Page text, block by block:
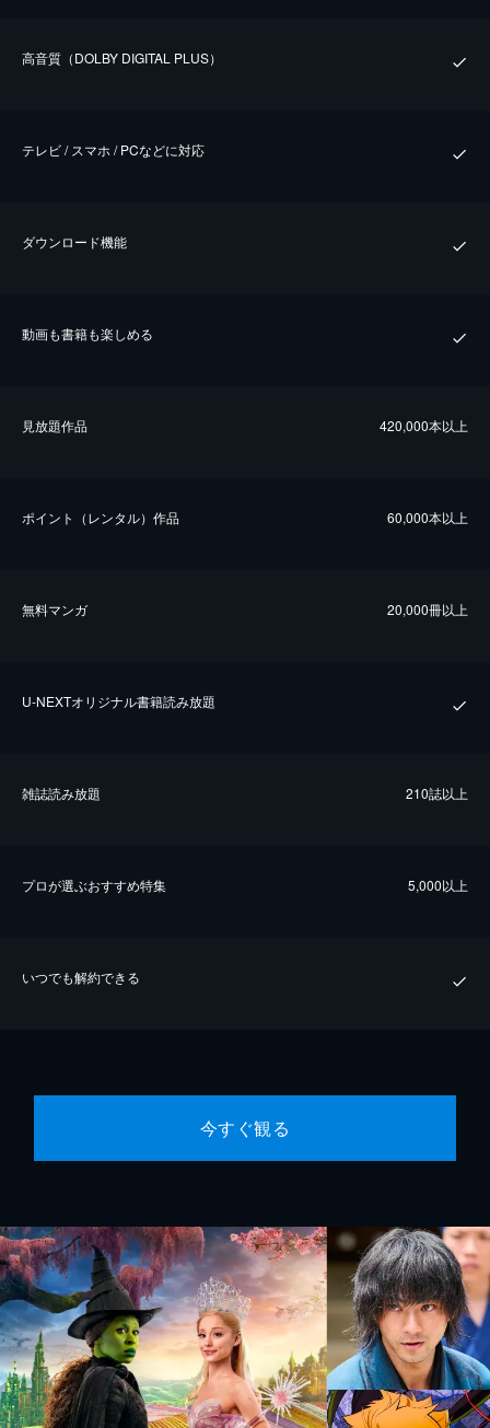
⾼⾳質（DOLBY DIGITAL PLUS）
テレビ / スマホ / PCなどに対応
ダウンロード機能
動画も書籍も楽しめる
⾒放題作品 420,000本以上
ポイント（レンタル）作品 60,000本以上
無料マンガ 20,000冊以上
U-NEXTオリジナル書籍読み放題
雑誌読み放題 210誌以上
プロが選ぶおすすめ特集 5,000以上
いつでも解約できる
今すぐ観る